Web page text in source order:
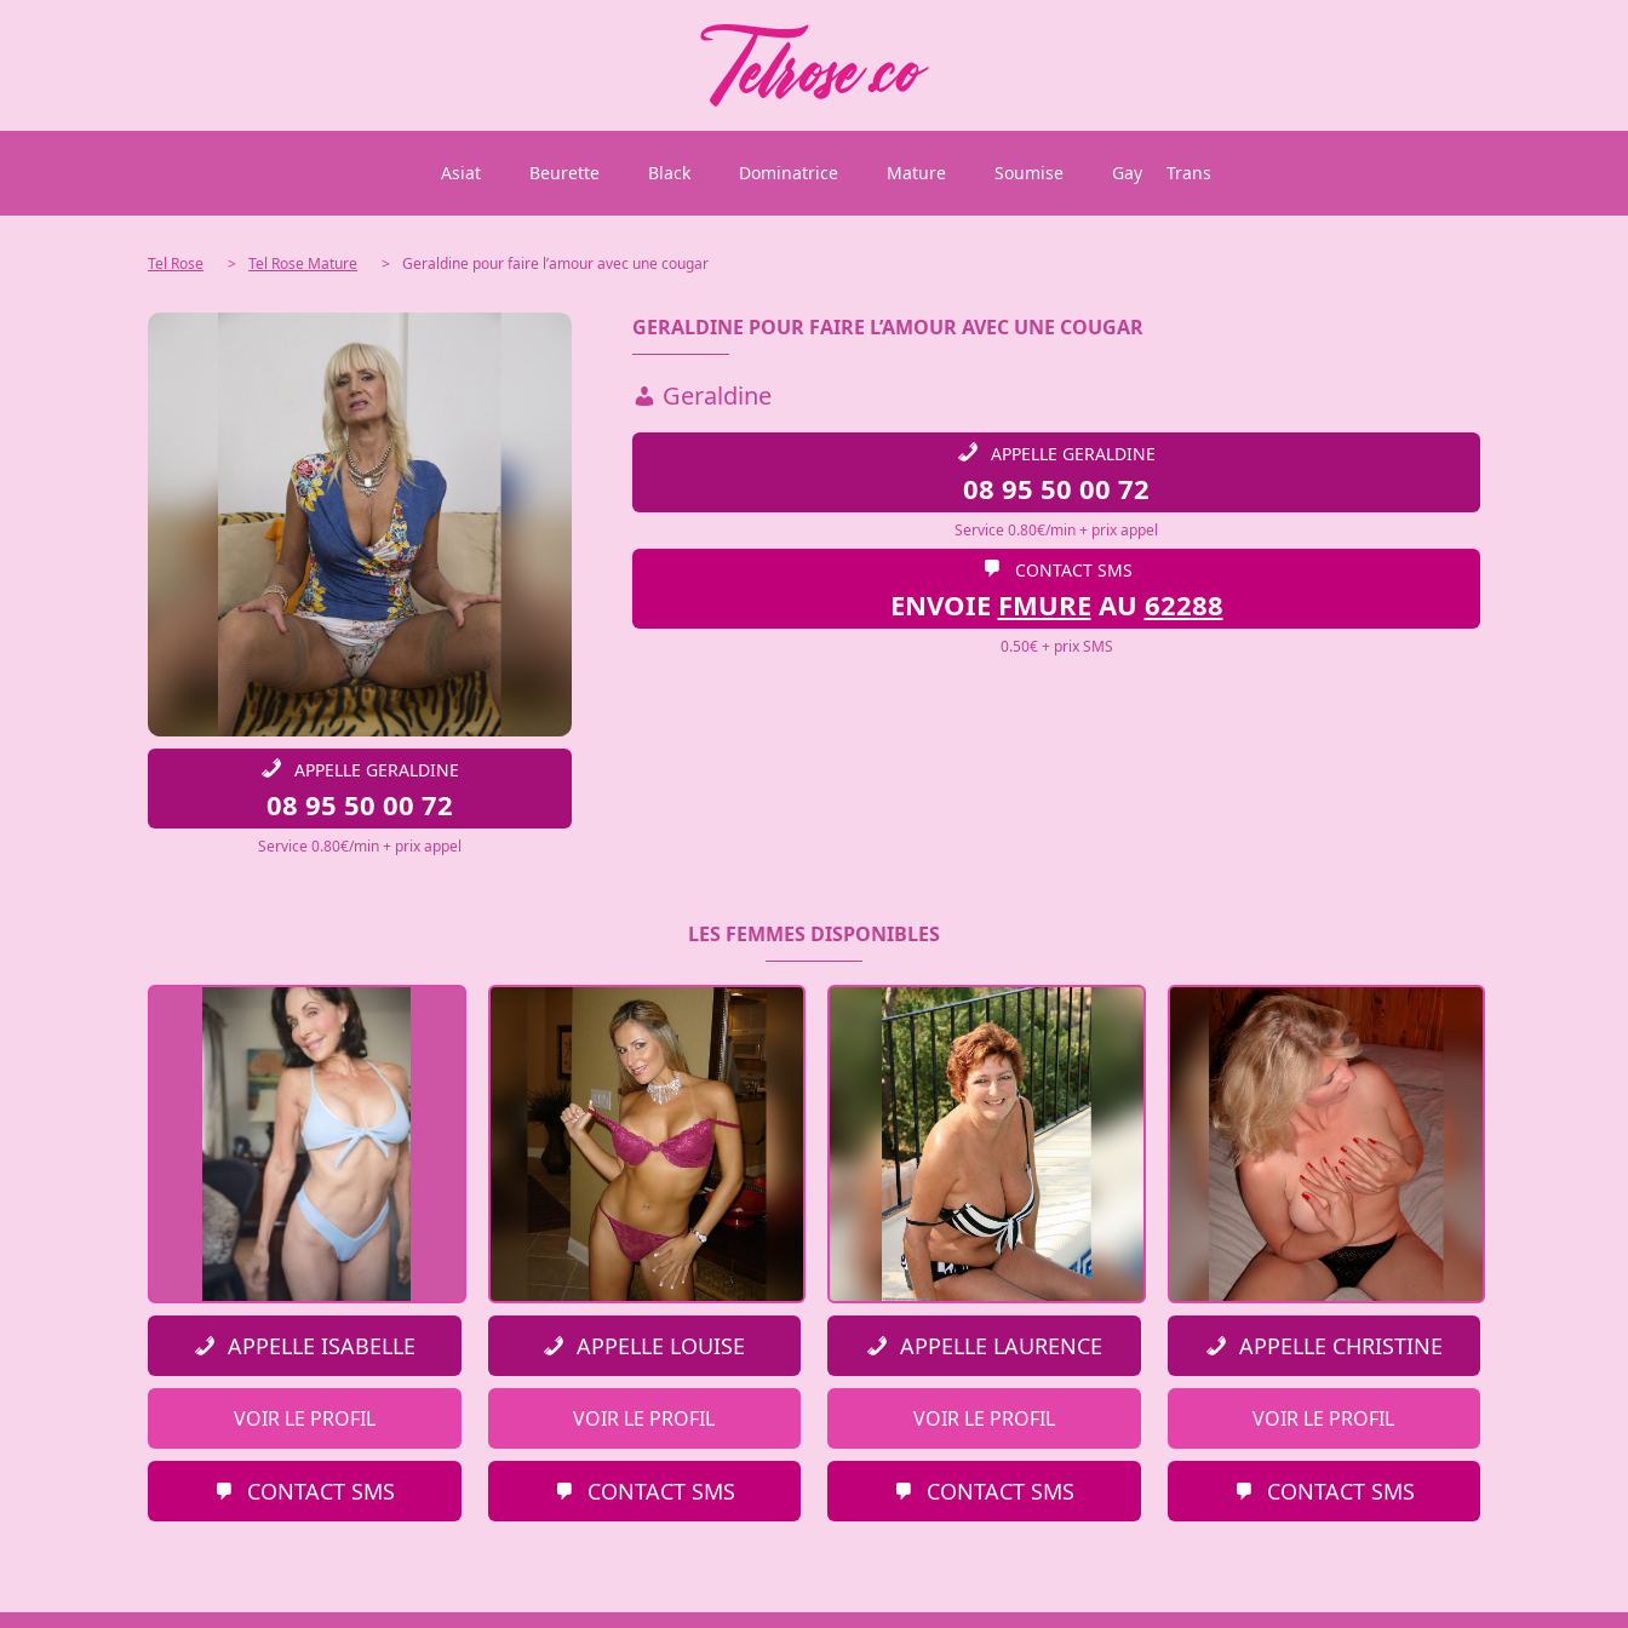
Asiat Beurette Black Dominatrice Mature Soumise Gay Trans
Tel Rose > Tel Rose Mature > Geraldine pour faire l’amour avec une cougar
APPELLE GERALDINE
08 95 50 00 72
Service 0.80€/min + prix appel
GERALDINE POUR FAIRE L’AMOUR AVEC UNE COUGAR
Geraldine
APPELLE GERALDINE
08 95 50 00 72
Service 0.80€/min + prix appel
CONTACT SMS
ENVOIE FMURE AU 62288
0.50€ + prix SMS
LES FEMMES DISPONIBLES
APPELLE ISABELLE
VOIR LE PROFIL
CONTACT SMS
APPELLE LOUISE
VOIR LE PROFIL
CONTACT SMS
APPELLE LAURENCE
VOIR LE PROFIL
CONTACT SMS
APPELLE CHRISTINE
VOIR LE PROFIL
CONTACT SMS